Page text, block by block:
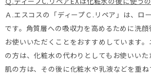
Ａ.エスコスの「ディープＣ.リペア」は、ロ
です。角質層への吸収力を高めるために洗
お使いいただくことをおすすめしています
の方は、化粧水の代わりとしてもお使いい
肌の方は、その後に化粧水や乳液などを重ね